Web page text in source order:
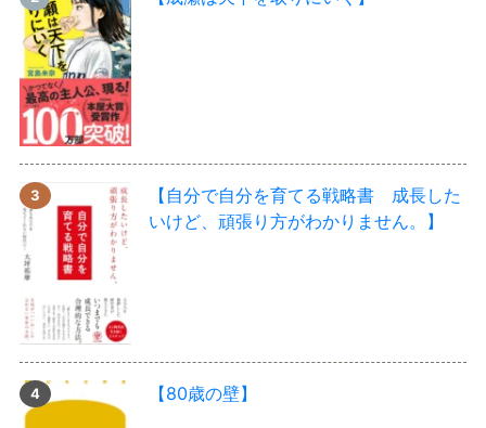
【自分で自分を育てる戦略書 成長した
いけど、頑張り方がわかりません。】
【80歳の壁】